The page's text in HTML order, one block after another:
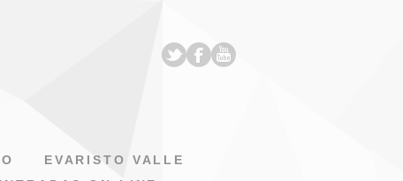
EVARISTO VALLE